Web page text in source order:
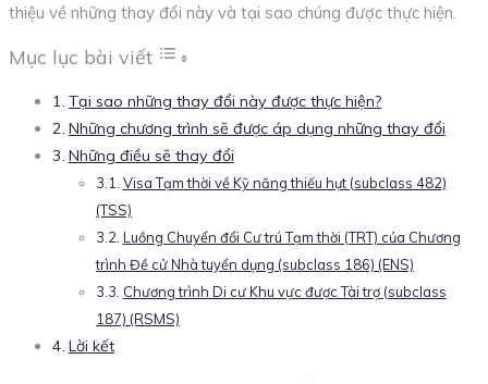
thiệu về những thay đổi này và tại sao chúng được thực hiện.
Mục lục bài viết
Tại sao những thay đổi này được thực hiện?
Những chương trình sẽ được áp dụng những thay đổi
Những điều sẽ thay đổi
Visa Tạm thời về Kỹ năng thiếu hụt (subclass 482)
(TSS)
Luồng Chuyển đổi Cư trú Tạm thời (TRT) của Chương
trình Đề cử Nhà tuyển dụng (subclass 186) (ENS)
Chương trình Di cư Khu vực được Tài trợ (subclass
187) (RSMS)
Lời kết